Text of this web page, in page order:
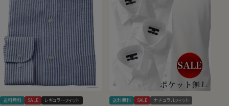
送料無料 SALE レギュラーフィット 送料無料 SALE ナチュラルフィット